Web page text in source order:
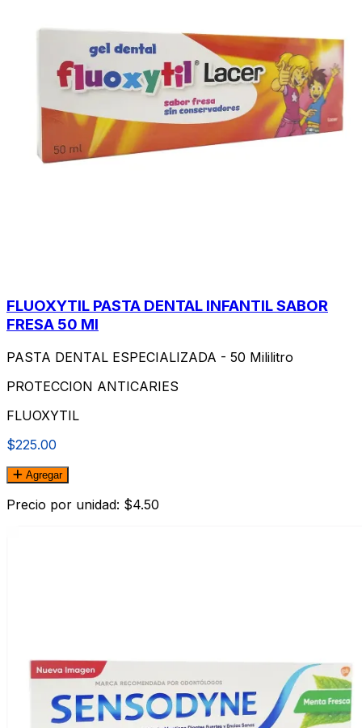
FLUOXYTIL PASTA DENTAL INFANTIL SABOR
FRESA 50 Ml
PASTA DENTAL ESPECIALIZADA - 50 Mililitro
PROTECCION ANTICARIES
FLUOXYTIL
$225.00
Agregar
Precio por unidad: $4.50